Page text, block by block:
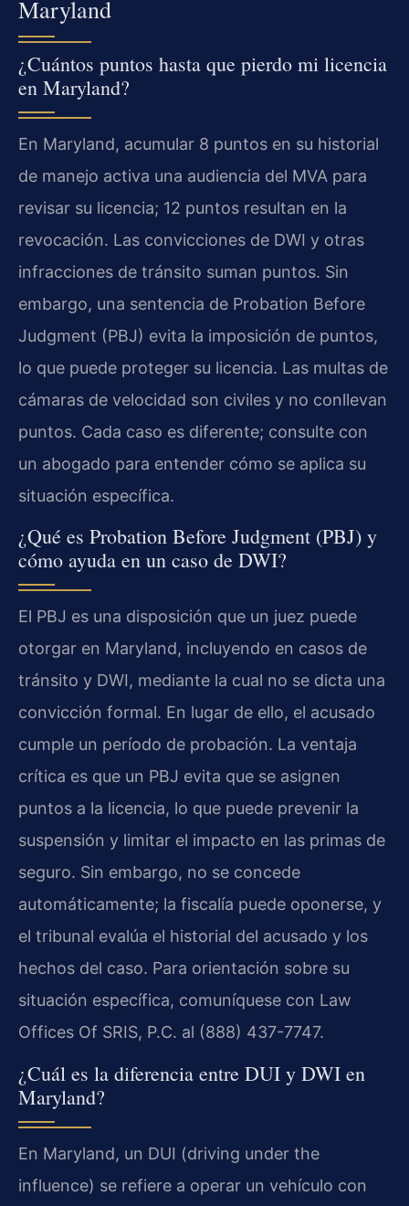
Maryland
¿Cuántos puntos hasta que pierdo mi licencia
en Maryland?
En Maryland, acumular 8 puntos en su historial
de manejo activa una audiencia del MVA para
revisar su licencia; 12 puntos resultan en la
revocación. Las convicciones de DWI y otras
infracciones de tránsito suman puntos. Sin
embargo, una sentencia de Probation Before
Judgment (PBJ) evita la imposición de puntos,
lo que puede proteger su licencia. Las multas de
cámaras de velocidad son civiles y no conllevan
puntos. Cada caso es diferente; consulte con
un abogado para entender cómo se aplica su
situación específica.
¿Qué es Probation Before Judgment (PBJ) y
cómo ayuda en un caso de DWI?
El PBJ es una disposición que un juez puede
otorgar en Maryland, incluyendo en casos de
tránsito y DWI, mediante la cual no se dicta una
convicción formal. En lugar de ello, el acusado
cumple un período de probación. La ventaja
crítica es que un PBJ evita que se asignen
puntos a la licencia, lo que puede prevenir la
suspensión y limitar el impacto en las primas de
seguro. Sin embargo, no se concede
automáticamente; la fiscalía puede oponerse, y
el tribunal evalúa el historial del acusado y los
hechos del caso. Para orientación sobre su
situación específica, comuníquese con Law
Offices Of SRIS, P.C. al (888) 437-7747.
¿Cuál es la diferencia entre DUI y DWI en
Maryland?
En Maryland, un DUI (driving under the
influence) se refiere a operar un vehículo con